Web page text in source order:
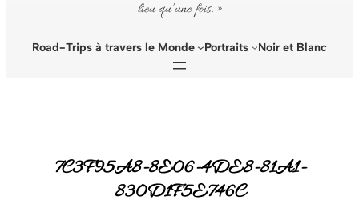
lieu qu’une fois. »
Road-Trips à travers le Monde Portraits Noir et Blanc
7C3F95A8-8E06-4DE8-81A1-
830D1F5E746C